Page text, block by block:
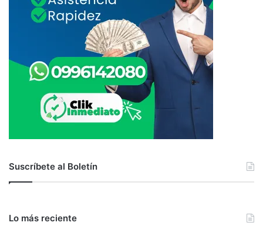
Suscríbete al Boletín
Lo más reciente